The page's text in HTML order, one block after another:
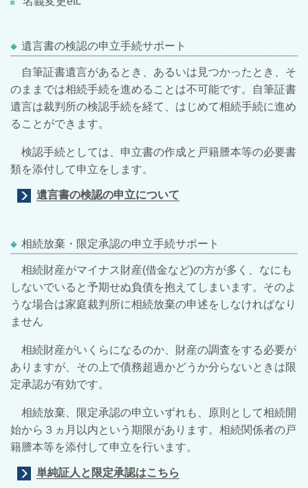
遺言書の検認の申立手続サポート
自筆証書遺言があるとき、あるいは見つかったとき、そ
のままでは相続手続を進めることは不可能です。自筆証書
遺言は裁判所の検認手続を経て、はじめて相続手続に進め
ることができます。
検認手続としては、申立書の作成と戸籍謄本等の必要書
類を添付して申立をします。
遺言書の検認の申立について
相続放棄・限定承認の申立手続サポート
相続財産がマイナス財産(借金など)の方が多く、なにも
しないでいると予期せぬ負債を抱えてしまいます。そのよ
うな場合は家庭裁判所に相続放棄の申述をしなければなり
ません
相続財産がいくらになるのか、財産の調査をする必要が
ありますが、その上で債務超過かどうか分らないときは限
定承認が有効です。
相続放棄、限定承認の申立いずれも、原則として相続開
始から３ヵ月以内という期限があります。相続関係者の戸
籍謄本等を添付して申立を行います。
単純証人と限定承認はこちら